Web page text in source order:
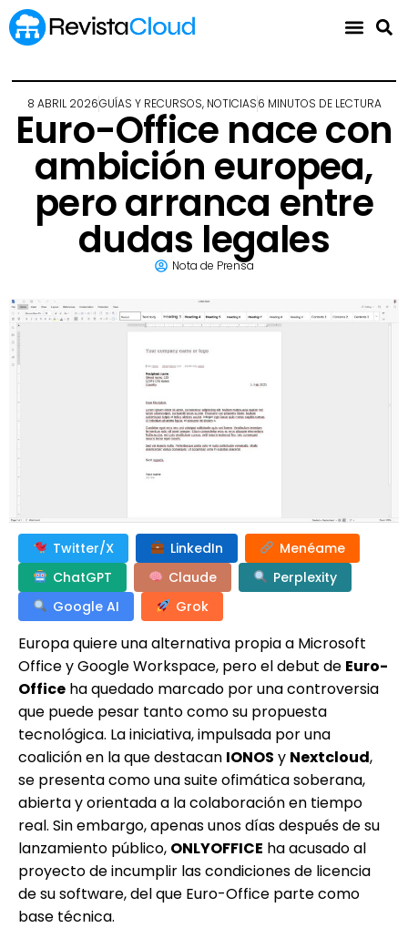
8 ABRIL 2026GUÍAS Y RECURSOS, NOTICIAS6 MINUTOS DE LECTURA
Euro-Office nace con
ambición europea,
pero arranca entre
dudas legales
Nota de Prensa
Twitter/X LinkedIn
Menéame
ChatGPT
Claude
Perplexity
Google AI
Grok
Europa quiere una alternativa propia a Microsoft
Office y Google Workspace, pero el debut de Euro-
Office ha quedado marcado por una controversia
que puede pesar tanto como su propuesta
tecnológica. La iniciativa, impulsada por una
coalición en la que destacan IONOS y Nextcloud,
se presenta como una suite ofimática soberana,
abierta y orientada a la colaboración en tiempo
real. Sin embargo, apenas unos días después de su
lanzamiento público, ONLYOFFICE ha acusado al
proyecto de incumplir las condiciones de licencia
de su software, del que Euro-Office parte como
base técnica.